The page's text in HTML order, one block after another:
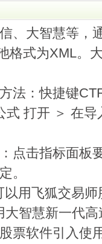
、大智慧等，
格式为XML。
法：快捷键
式 打开 ＞ 在
点击指标面板
。
用飞狐交易
智慧新一代
票软件引入使